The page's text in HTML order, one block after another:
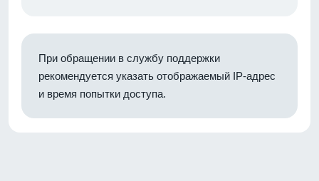
При обращении в службу поддержки
рекомендуется указать отображаемый IP-адрес
и время попытки доступа.